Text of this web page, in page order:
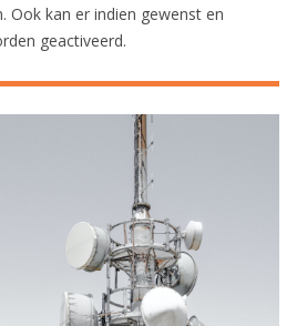
Ook kan er indien gewenst en
geactiveerd.